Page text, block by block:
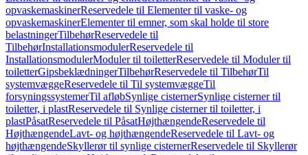
opvaskemaskinerReservedele til Elementer til vaske- og
opvaskemaskinerElementer til emner, som skal holde til store
belastningerTilbehørReservedele til
TilbehørInstallationsmodulerReservedele til
InstallationsmodulerModuler til toiletterReservedele til Moduler til
toiletterGipsbeklædningerTilbehørReservedele til TilbehørTil
systemvæggeReservedele til Til systemvæggeTil
forsyningssystemerTil afløbSynlige cisternerSynlige cisterner til
toiletter, i plastReservedele til Synlige cisterner til toiletter, i
plastPåsatReservedele til PåsatHøjthængendeReservedele til
HøjthængendeLavt- og højthængendeReservedele til Lavt- og
højthængendeSkyllerør til synlige cisternerReservedele til Skyllerør